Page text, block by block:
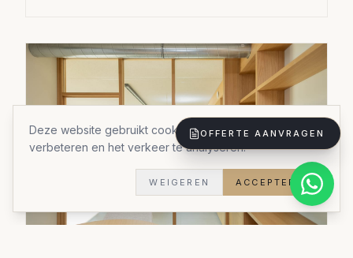
OFFERTE AANVRAGEN
Deze website gebruikt cookies om uw ervaring te
verbeteren en het verkeer te analyseren.
WEIGEREN ACCEPTEREN